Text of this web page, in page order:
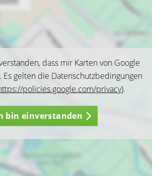
dass mir Karten von Google
Es gelten die Datenschutzbedingungen
policies.google.com/privacy).
bin einverstanden